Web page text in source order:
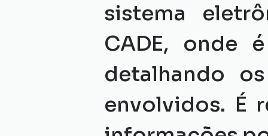
sistema
CADE, onde
detalhando
envolvidos. É